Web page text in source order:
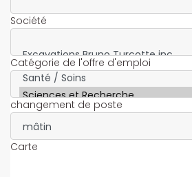
Société
Catégorie de l'offre d'emploi
changement de poste
Carte